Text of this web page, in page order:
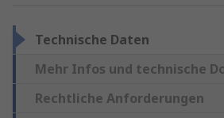
Technische Daten
Mehr Infos und technische
Rechtliche Anforderungen